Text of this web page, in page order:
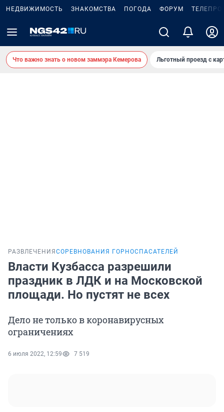
НЕДВИЖИМОСТЬ ЗНАКОМСТВА ПОГОДА ФОРУМ
Что важно знать о новом заммэра Кемерова Льготный проезд с
РАЗВЛЕЧЕНИЯ СОРЕВНОВАНИЯ ГОРНОСПАСАТЕЛЕЙ
Власти Кузбасса разрешили
праздник в ЛДК и на Московской
площади. Но пустят не всех
Дело не только в коронавирусных
ограничениях
6 июля 2022, 12:59 7 519